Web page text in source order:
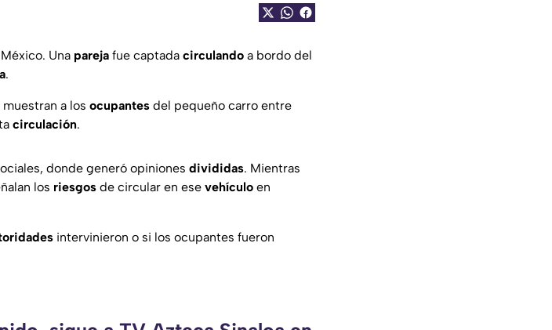
Una pareja fue captada circulando a bordo del
.
muestran a los ocupantes del pequeño carro entre
circulación.
donde generó opiniones divididas. Mientras
los riesgos de circular en ese vehículo en
intervinieron o si los ocupantes fueron